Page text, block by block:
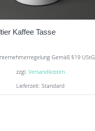
Kaffee Tasse
Gemäß §19 UStG
zzgl. Versandkosten
Lieferzeit: Standard